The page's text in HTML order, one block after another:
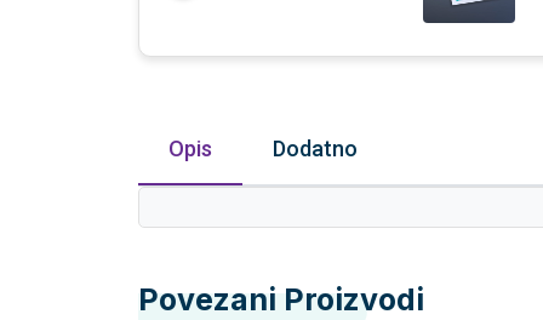
Opis Dodatno
Povezani Proizvodi